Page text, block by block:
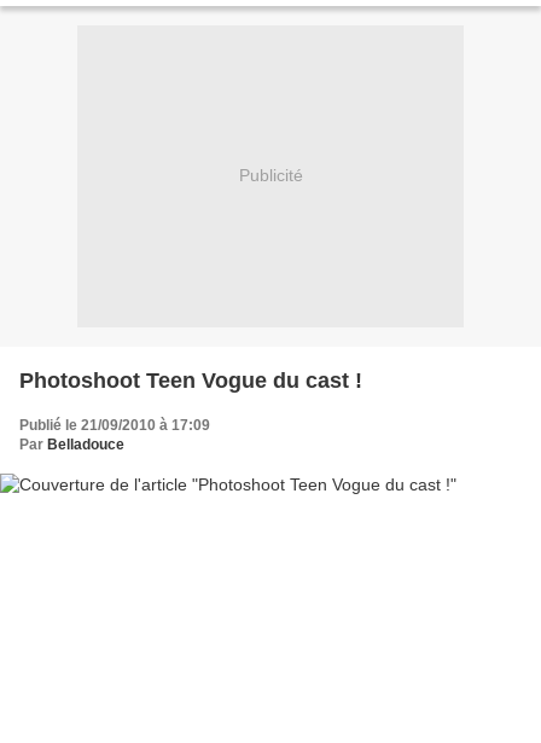
Publicité
Photoshoot Teen Vogue du cast !
Publié le 21/09/2010 à 17:09
Par Belladouce